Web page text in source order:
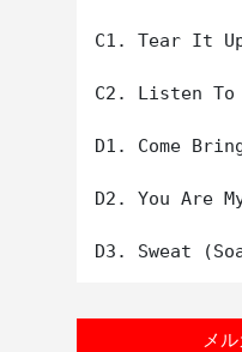
C1. Tear It
C2. Listen To
D1. Come
D2. You Are
メ